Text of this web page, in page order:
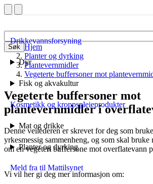
Søk
Drikkevannsforsyning
Dyr
Fisk og akvakultur
Kosmetikk og kroppspleieprodukter
Mat og drikke
Planter og dyrking
Meld fra til Mattilsynet
Hjem
Planter og dyrking
Plantevernmidler
Vegeterte buffersoner mot
Vegeterte buffersoner mot
plantevernmidler i
Denne veilederen er skrevet for deg som
yrkesmessig sammenheng, og som skal
om en vegetert buffersone mot overflatevann
Vi vil her gi deg mer informasjon om: